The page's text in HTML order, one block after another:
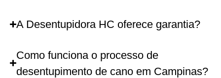
A Desentupidora HC oferece garantia?
Como funciona o processo de
desentupimento de cano em Campinas?